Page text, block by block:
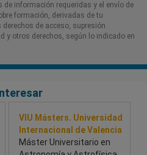
de información requeridas y el envío de
formación, derivadas de tu
de acceso, supresión
y otros derechos, según lo indicado en
VIU Másters. Universidad
Internacional de Valencia
Máster Universitario en